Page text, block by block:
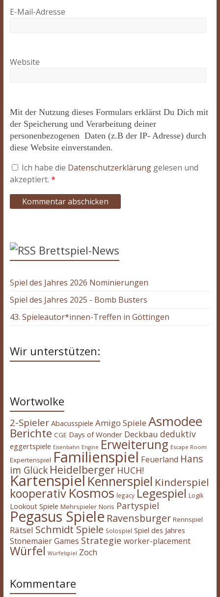
E-Mail-Adresse
Website
Mit der Nutzung dieses Formulars erklärst Du Dich mit
der Speicherung und Verarbeitung deiner
personenbezogenen Daten (z.B der IP- Adresse) durch
diese Website einverstanden.
Ich habe die Datenschutzerklärung gelesen und
akzeptiert. *
Brettspiel-News
Spiel des Jahres 2026 Nominierungen
Spiel des Jahres 2025 - Bomb Busters
43. Spieleautor*innen-Treffen in Göttingen
Wir unterstützen:
Wortwolke
2-Spieler Abacusspiele Amigo Spiele Asmodee
Berichte CGE Days of Wonder Deckbau deduktiv
eggertspiele Eisenbahn Engine Erweiterung Escape Room
Expertenspiel Familienspiel Feuerland Hans
im Glück Heidelberger HUCH!
Kartenspiel Kennerspiel Kinderspiel
kooperativ Kosmos legacy Legespiel Logik
Lookout Spiele Mehrspieler Noris Partyspiel
Pegasus Spiele Ravensburger Rennspiel
Rätsel Schmidt Spiele Solospiel Spiel des Jahres
Stonemaier Games Strategie worker-placement
Würfel Würfelspiel Zoch
Kommentare